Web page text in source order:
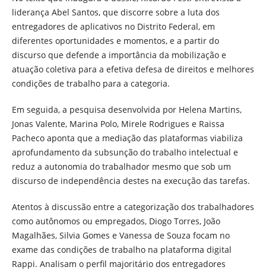
liderança Abel Santos, que discorre sobre a luta dos
entregadores de aplicativos no Distrito Federal, em
diferentes oportunidades e momentos, e a partir do
discurso que defende a importância da mobilização e
atuação coletiva para a efetiva defesa de direitos e melhores
condições de trabalho para a categoria.
Em seguida, a pesquisa desenvolvida por Helena Martins,
Jonas Valente, Marina Polo, Mirele Rodrigues e Raissa
Pacheco aponta que a mediação das plataformas viabiliza
aprofundamento da subsunção do trabalho intelectual e
reduz a autonomia do trabalhador mesmo que sob um
discurso de independência destes na execução das tarefas.
Atentos à discussão entre a categorização dos trabalhadores
como autônomos ou empregados, Diogo Torres, João
Magalhães, Silvia Gomes e Vanessa de Souza focam no
exame das condições de trabalho na plataforma digital
Rappi. Analisam o perfil majoritário dos entregadores